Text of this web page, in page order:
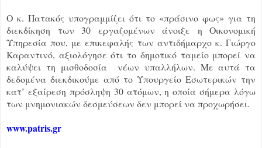
Ο κ. Πατακός υπογραμμίζει ότι το «πράσινο φως» για τη
διεκδίκηση των 30 εργαζομένων άνοιξε η Οικονομική
Υπηρεσία που, με επικεφαλής των αντιδήμαρχο κ. Γιώργο
Καραντινό, αξιολόγησε ότι το δημοτικό ταμείο μπορεί να
καλύψει τη μισθοδοσία νέων υπαλλήλων. Με αυτά τα
δεδομένα διεκδικούμε από το Υπουργείο Εσωτερικών την
κατ’ εξαίρεση πρόσληψη 30 ατόμων, η οποία σήμερα λόγω
των μνημονιακών δεσμεύσεων δεν μπορεί να προχωρήσει.
www.patris.gr